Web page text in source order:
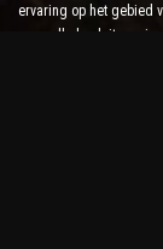
ervaring op het gebied
en snelle